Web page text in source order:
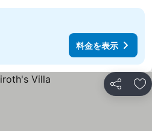
料金を表示
シェア お